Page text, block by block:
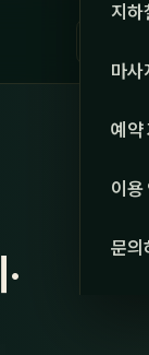
서울
강원·
강원
지하
마사
관리
스
예약
이용
문의